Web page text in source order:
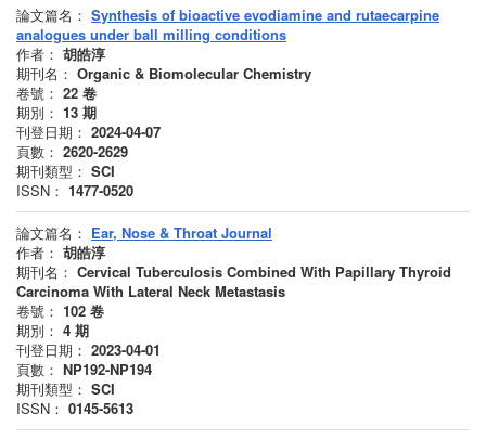
論文篇名： Synthesis of bioactive evodiamine and rutaecarpine
analogues under ball milling conditions
作者： 胡皓淳
期刊名： Organic & Biomolecular Chemistry
卷號： 22 卷
期別： 13 期
刊登日期： 2024-04-07
頁數： 2620-2629
期刊類型： SCI
ISSN： 1477-0520
論文篇名： Ear, Nose & Throat Journal
作者： 胡皓淳
期刊名： Cervical Tuberculosis Combined With Papillary Thyroid
Carcinoma With Lateral Neck Metastasis
卷號： 102 卷
期別： 4 期
刊登日期： 2023-04-01
頁數： NP192-NP194
期刊類型： SCI
ISSN： 0145-5613